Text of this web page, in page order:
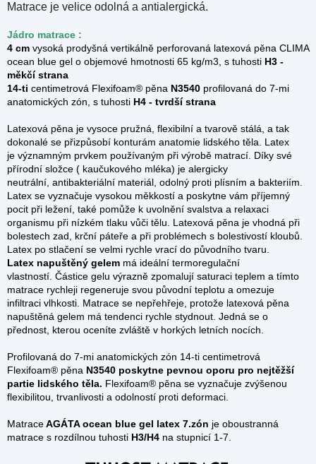
Matrace je velice odolná a antialergická.
Jádro matrace :
4 cm vysoká prodyšná vertikálně perforovaná latexová pěna CLIMA
ocean blue gel o objemové hmotnosti 65 kg/m3, s tuhosti H3 -
měkčí strana
14-ti centimetrová Flexifoam® pěna N3540 profilovaná do 7-mi
anatomických zón, s tuhosti H4 - tvrdší strana
Latexová pěna je vysoce pružná, flexibilní a tvarově stálá, a tak
dokonalé se přizpůsobí konturám anatomie lidského těla. Latex
je významným prvkem používaným při výrobě matrací. Díky své
přírodní složce ( kaučukového mléka) je alergicky
neutrální, antibakteriální materiál, odolný proti plísním a bakteriím.
Latex se vyznačuje vysokou měkkostí a poskytne vám příjemný
pocit při ležení, také pomůže k uvolnění svalstva a relaxaci
organismu při nízkém tlaku vůči tělu. Latexová pěna je vhodná při
bolestech zad, krční páteře a při problémech s bolestivostí kloubů.
Latex po stlačení se velmi rychle vrací do původního tvaru.
Latex napuštěný gelem má ideální termoregulační
vlastností. Částice gelu výrazně zpomalují saturaci teplem a tímto
matrace rychleji regeneruje svou původní teplotu a omezuje
infiltraci vlhkosti. Matrace se nepřehřeje, protože latexová pěna
napuštěná gelem má tendenci rychle stydnout. Jedná se o
přednost, kterou oceníte zvláště v horkých letních nocích.
Profilovaná do 7-mi anatomických zón 14-ti centimetrová
Flexifoam® pěna N3540 poskytne pevnou oporu pro nejtěžší
partie lidského těla. Flexifoam® pěna se vyznačuje zvýšenou
flexibilitou, trvanlivosti a odolností proti deformaci.
MatraceAGÁTA ocean blue gel latex 7.zón je oboustranná
matrace s rozdílnou tuhosti H3/H4 na stupnicí 1-7.